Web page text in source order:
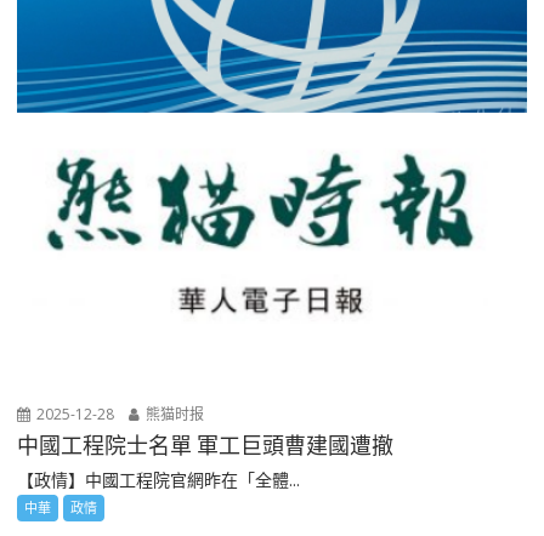
2025-12-28 熊猫时报
中國工程院士名單 軍工巨頭曹建國遭撤
【政情】中國工程院官網昨在「全體...
中華 政情